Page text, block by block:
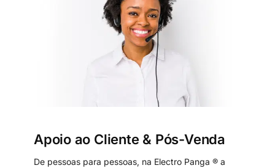
Apoio ao Cliente & Pós-Venda
De pessoas para pessoas, na Electro Panga ® a